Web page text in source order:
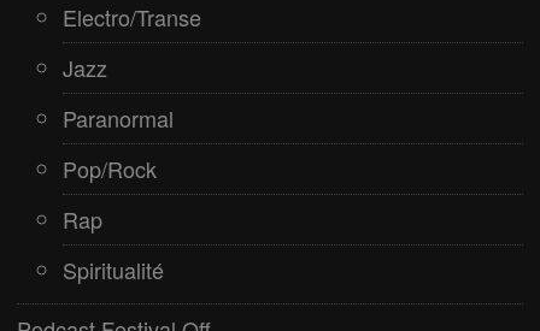
Electro/Transe
Jazz
Paranormal
Pop/Rock
Rap
Spiritualité